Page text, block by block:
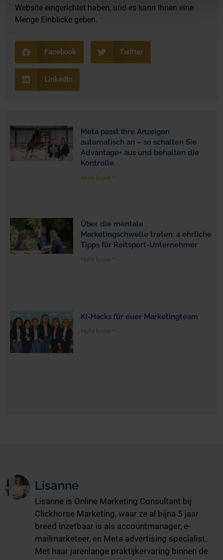
Website eingerichtet haben, und es kann Ihnen eine
Menge Einblicke geben.
Facebook Twitter
LinkedIn
Meta passt Ihre Anzeigen
automatisch an – so schalten Sie
Advantage+ aus und behalten die
Kontrolle.
Mehr lesen "
Über die mentale
Marketingschwelle treten: 4 ehrliche
Tipps für Reitsport-Unternehmer
Mehr lesen "
KI-Hacks für euer Marketingteam
Mehr lesen "
Lisanne
Lisanne is Online Marketing Consultant bij
Clickhorse Marketing, waar ze al bijna 5 jaar
breed inzetbaar is als accountmanager, e-
mailmarketeer, en Meta advertising specialist.
Met haar jarenlange praktijkervaring binnen de